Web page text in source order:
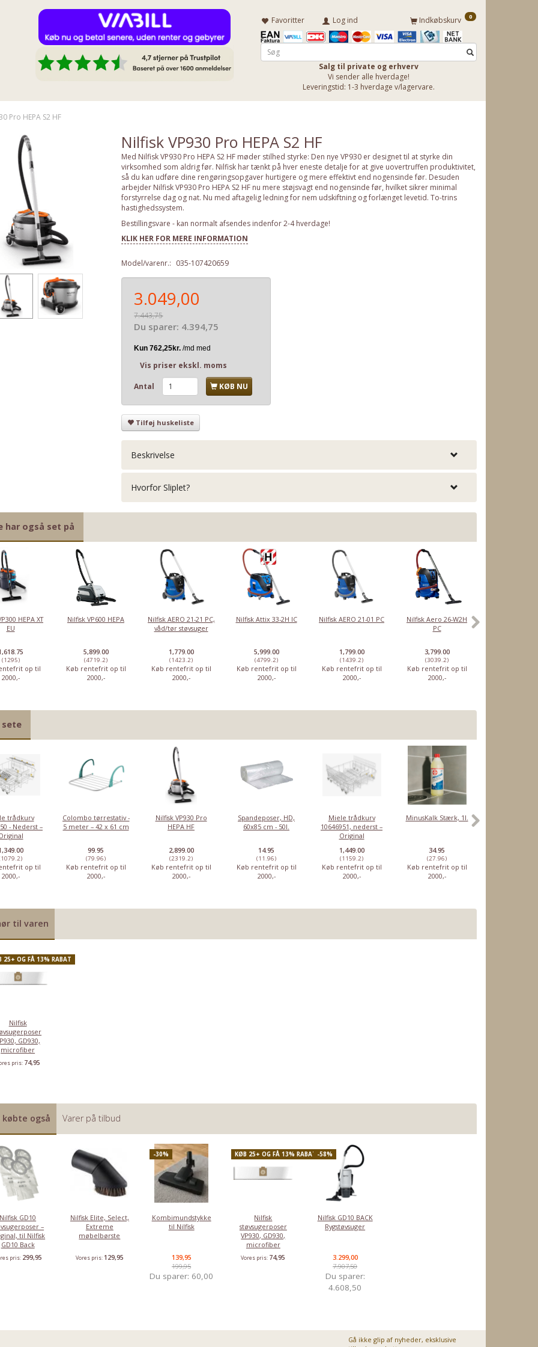
Indkøbskurv 0
Favoritter Log ind
Salg til private og erhverv
Vi sender alle hverdage!
Leveringstid: 1-3 hverdage v/lagervare.
Pro HEPA S2 HF
Nilfisk Aero 26-
3.799,00
-62%
5.999,00
15.585,00
-45%
HEPA XT EU
1.618,75
2.958,75
HEPA
5.899,00
7.611,25
batteristøvsuger
3.399,00
1.799,00
Nilfisk VP930 Pro HEPA S2 HF
Med Nilfisk VP930 Pro HEPA S2 HF møder stilhed styrke: Den nye VP930 er designet til at styrke din
virksomhed som aldrig før. Nilfisk har tænkt på hver eneste detalje for at give uovertruffen produktivitet,
så du kan udføre dine rengøringsopgaver hurtigere og mere effektivt end nogensinde før. Desuden
arbejder Nilfisk VP930 Pro HEPA S2 HF nu mere støjsvagt end nogensinde før, hvilket sikrer minimal
forstyrrelse dag og nat. Nu med aftagelig ledning for nem udskiftning og forlænget levetid. To-trins
hastighedssystem.
Bestillingsvare - kan normalt afsendes indenfor 2-4 hverdage!
KLIK HER FOR MERE INFORMATION
Model/varenr.: 035-107420659
3.049,00
7.443,75
Du sparer: 4.394,75
Vis priser ekskl. moms
Antal KØB NU
Tilføj huskeliste
Beskrivelse
Hvorfor Sliplet?
har også set på
HEPA XT
EU
(1295)
op til
2000,-
Nilfisk VP600 HEPA
5,899.00
(4719.2)
Køb rentefrit op til
2000,-
Nilfisk AERO 21-21 PC,
våd/tør støvsuger
1,779.00
(1423.2)
Køb rentefrit op til
2000,-
Nilfisk Attix 33-2H IC
5,999.00
(4799.2)
Køb rentefrit op til
2000,-
Nilfisk AERO 21-01 PC
1,799.00
(1439.2)
Køb rentefrit op til
2000,-
Nilfisk Aero 26-W2H
PC
3,799.00
(3039.2)
Køb rentefrit op til
2000,-
sete
trådkurv
- Nederst –
op til
2000,-
Colombo tørrestativ -
5 meter – 42 x 61 cm
99.95
(79.96)
Køb rentefrit op til
2000,-
Nilfisk VP930 Pro
HEPA HF
2,899.00
(2319.2)
Køb rentefrit op til
2000,-
Spandeposer, HD,
60x85 cm - 50l.
14.95
(11.96)
Køb rentefrit op til
2000,-
Miele trådkurv
10646951, nederst –
Original
1,449.00
(1159.2)
Køb rentefrit op til
2000,-
MinusKalk Stærk, 1l.
34.95
(27.96)
Køb rentefrit op til
2000,-
til varen
25+ OG FÅ 13% RABAT
Nilfisk
GD930,
microfiber
pris: 74,95
købte også Varer på tilbud
Nilfisk GD10
–
til Nilfisk
GD10 Back
pris: 299,95
Nilfisk Elite, Select,
Extreme
møbelbørste
Vores pris: 129,95
-30%
Kombimundstykke
til Nilfisk
139,95
199,95
Du sparer: 60,00
KØB 25+ OG FÅ 13% RABAT
Nilfisk
støvsugerposer
VP930, GD930,
microfiber
Vores pris: 74,95
-58%
Nilfisk GD10 BACK
Rygstøvsuger
3.299,00
7.907,50
Du sparer:
4.608,50
Gå ikke glip af nyheder, eksklusive